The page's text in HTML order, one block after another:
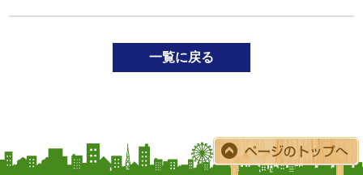
一覧に戻る